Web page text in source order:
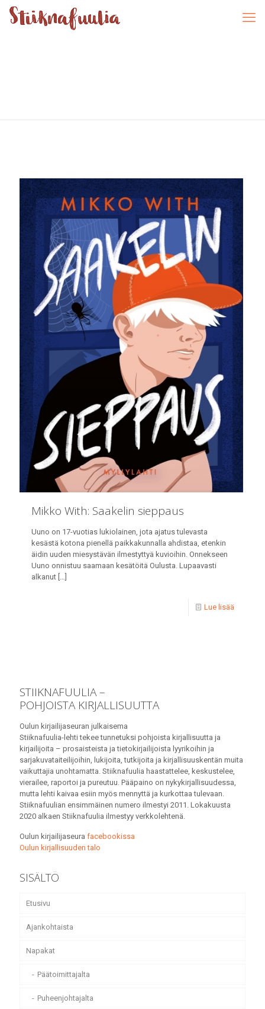
Mikko With: Saakelin sieppaus
Uuno on 17-vuotias lukiolainen, jota ajatus tulevasta
kesästä kotona pienellä paikkakunnalla ahdistaa, etenkin
äidin uuden miesystävän ilmestyttyä kuvioihin. Onnekseen
Uuno onnistuu saamaan kesätöitä Oulusta. Lupaavasti
alkanut […]
Lue lisää
STIIKNAFUULIA –
POHJOISTA KIRJALLISUUTTA
Oulun kirjailijaseuran julkaisema
Stiiknafuulia-lehti tekee tunnetuksi pohjoista kirjallisuutta ja
kirjailijoita – prosaisteista ja tietokirjailijoista lyyrikoihin ja
sarjakuvataiteilijoihin, lukijoita, tutkijoita ja kirjallisuuskentän muita
vaikuttajia unohtamatta. Stiiknafuulia haastattelee, keskustelee,
vierailee, raportoi ja pureutuu. Pääpaino on nykykirjallisuudessa,
mutta lehti kaivaa esiin myös mennyttä ja kurkottaa tulevaan.
Stiiknafuulian ensimmäinen numero ilmestyi 2011. Lokakuusta
2020 alkaen Stiiknafuulia ilmestyy verkkolehtenä.
Oulun kirjailijaseura facebookissa
Oulun kirjallisuuden talo
SISÄLTÖ
Etusivu
Ajankohtaista
Napakat
Päätoimittajalta
Puheenjohtajalta